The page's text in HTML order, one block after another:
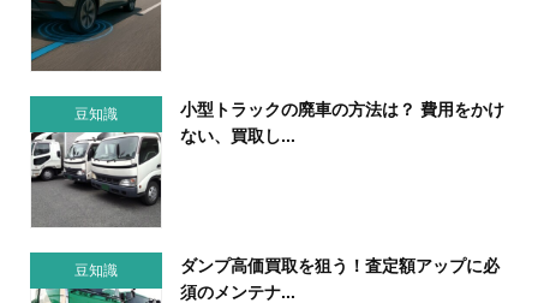
豆知識
小型トラックの廃車の方法は？ 費用をかけ
ない、買取し...
豆知識
ダンプ高価買取を狙う！査定額アップに必
須のメンテナ...